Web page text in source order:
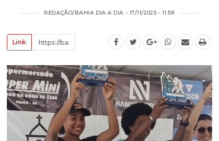
REDAÇÃO/BAHIA DIA A DIA - 17/11/2025 - 11:59
Link